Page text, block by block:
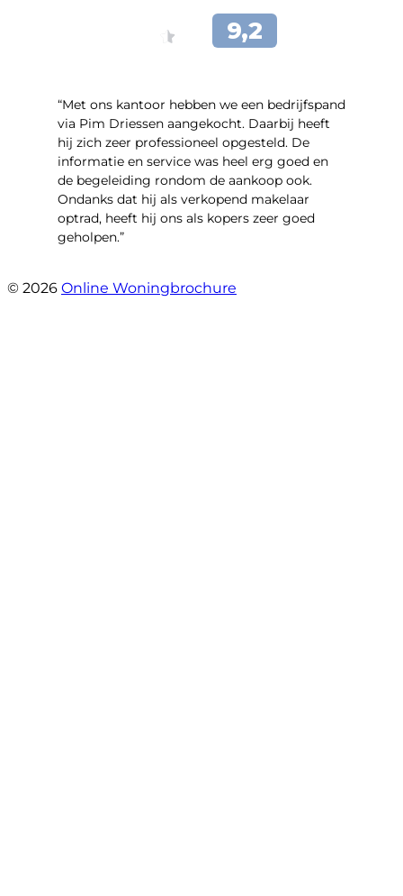
“Met ons kantoor hebben we een bedrijfspand
via Pim Driessen aangekocht. Daarbij heeft
hij zich zeer professioneel opgesteld. De
informatie en service was heel erg goed en
de begeleiding rondom de aankoop ook.
Ondanks dat hij als verkopend makelaar
optrad, heeft hij ons als kopers zeer goed
geholpen.”
© 2026 Online Woningbrochure